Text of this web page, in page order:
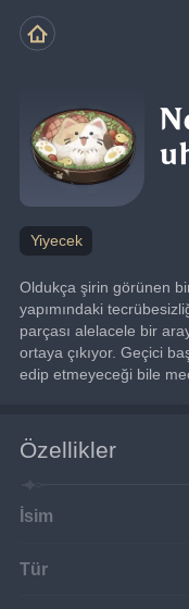
Yiyecek
Oldukça şirin görünen
yapımındaki
parçası alelacele bir
ortaya çıkıyor. Geçici
edip etmeyeceği bile
Özellikler
İsim
Tür